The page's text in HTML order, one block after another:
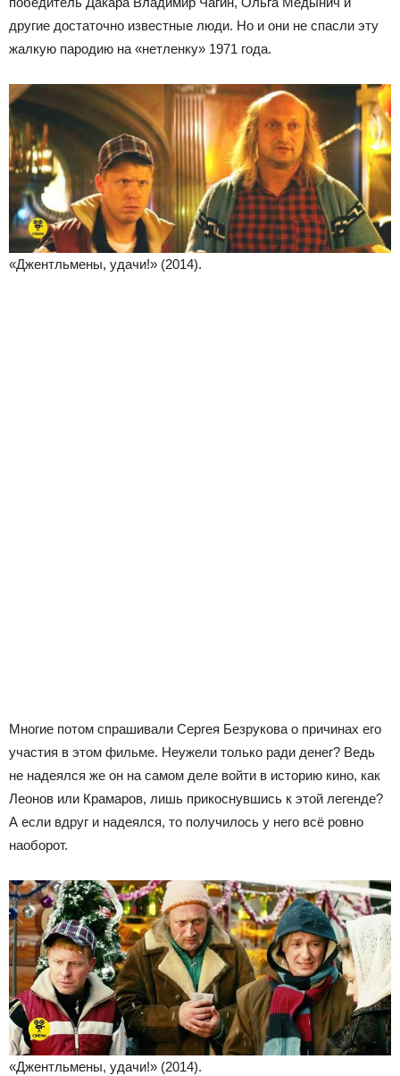
другие достаточно известные люди. Но и они не спасли эту
жалкую пародию на «нетленку» 1971 года.
«Джентльмены, удачи!» (2014).
Многие потом спрашивали Сергея Безрукова о причинах его
участия в этом фильме. Неужели только ради денег? Ведь
не надеялся же он на самом деле войти в историю кино, как
Леонов или Крамаров, лишь прикоснувшись к этой легенде?
А если вдруг и надеялся, то получилось у него всё ровно
наоборот.
«Джентльмены, удачи!» (2014).